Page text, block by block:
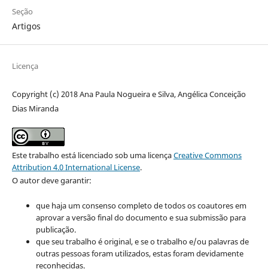
Seção
Artigos
Licença
Copyright (c) 2018 Ana Paula Nogueira e Silva, Angélica Conceição
Dias Miranda
Este trabalho está licenciado sob uma licençaCreative Commons
Attribution 4.0 International License.
O autor deve garantir:
que haja um consenso completo de todos os coautores em
aprovar a versão final do documento e sua submissão para
publicação.
que seu trabalho é original, e se o trabalho e/ou palavras de
outras pessoas foram utilizados, estas foram devidamente
reconhecidas.